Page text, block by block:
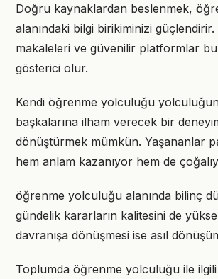
Doğru kaynaklardan beslenmek,
alanındaki bilgi birikiminizi
makaleleri ve güvenilir platformlar
gösterici olur.
Kendi öğrenme yolculuğu
başkalarına ilham verecek bir
dönüştürmek mümkün. Yaşananlar
hem anlam kazanıyor hem de
öğrenme yolculuğu alanında bilinç
gündelik kararların kalitesini de
davranışa dönüşmesi ise asıl
Toplumda öğrenme yolculuğu ile